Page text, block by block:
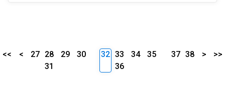
<< < 27 28 29
30
31
32 33 34
35
36
37 38 > >>